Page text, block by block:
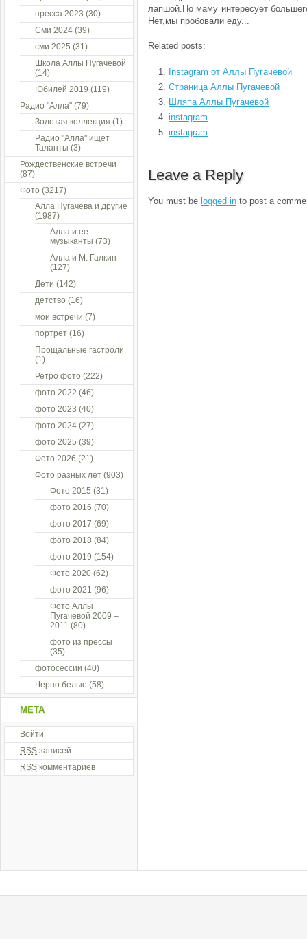
лапшой.Но маму интересует
Нет,мы пробовали еду...
Related posts:
Instagram от Аллы Пугачевой
Страница Аллы Пугачевой
Шляпа Аллы Пугачевой
instagram
instagram
Leave a Reply
You must be logged in to post a
пресса 2023 (30)
Сми 2024 (39)
сми 2025 (31)
Школа Аллы Пугачевой
(14)
Юбилей 2019 (119)
Радио "Алла" (79)
Золотая коллекция (1)
Радио "Алла" ищет
Таланты (3)
Рождественские встречи
(87)
Фото (3217)
Алла Пугачева и другие
(1987)
Алла и ее
музыканты (73)
Алла и М. Галкин
(127)
Дети (142)
детство (16)
мои встречи (7)
портрет (16)
Прощальные гастроли
(1)
Ретро фото (222)
фото 2022 (46)
фото 2023 (40)
фото 2024 (27)
фото 2025 (39)
Фото 2026 (21)
Фото разных лет (903)
Фото 2015 (31)
фото 2016 (70)
фото 2017 (69)
фото 2018 (84)
фото 2019 (154)
Фото 2020 (62)
фото 2021 (96)
Фото Аллы
Пугачевой 2009 –
2011 (80)
фото из прессы
(35)
фотосессии (40)
Черно белые (58)
МЕТА
Войти
RSS записей
RSS комментариев